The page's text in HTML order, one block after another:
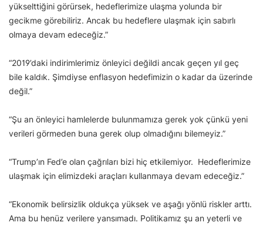
yükselttiğini görürsek, hedeflerimize ulaşma yolunda bir
gecikme görebiliriz. Ancak bu hedeflere ulaşmak için sabırlı
olmaya devam edeceğiz.”
“2019’daki indirimlerimiz önleyici değildi ancak geçen yıl geç
bile kaldık. Şimdiyse enflasyon hedefimizin o kadar da üzerinde
değil.”
“Şu an önleyici hamlelerde bulunmamıza gerek yok çünkü yeni
verileri görmeden buna gerek olup olmadığını bilemeyiz.”
“Trump’ın Fed’e olan çağrıları bizi hiç etkilemiyor. Hedeflerimize
ulaşmak için elimizdeki araçları kullanmaya devam edeceğiz.”
“Ekonomik belirsizlik oldukça yüksek ve aşağı yönlü riskler arttı.
Ama bu henüz verilere yansımadı. Politikamız şu an yeterli ve